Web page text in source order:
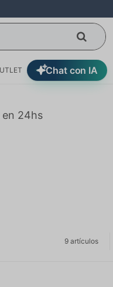
Chat con IA
24hs
9 artículos